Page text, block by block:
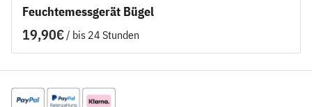
Feuchtemessgerät Bügel
/